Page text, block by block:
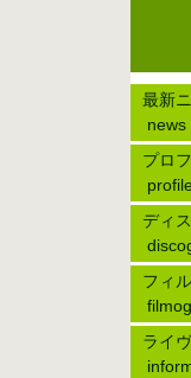
最新
news
プロ
profile
ディ
フィ
ライ